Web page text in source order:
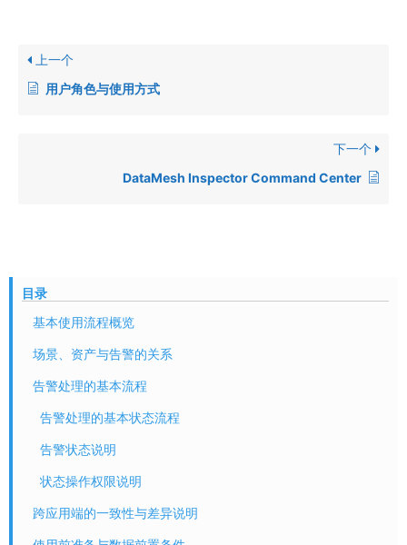
上一个
用户角色与使用方式
下一个
DataMesh Inspector Command Center
目录
基本使用流程概览
场景、资产与告警的关系
告警处理的基本流程
告警处理的基本状态流程
告警状态说明
状态操作权限说明
跨应用端的一致性与差异说明